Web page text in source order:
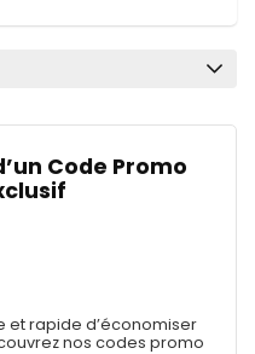
Code Promo
et rapide d’économiser
nos codes promo